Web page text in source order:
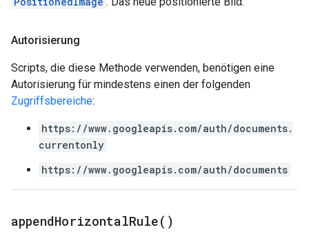
Autorisierung
Scripts, die diese Methode verwenden, benötigen eine
Autorisierung für mindestens einen der folgenden
Zugriffsbereiche:
https://www.googleapis.com/auth/documents.
currentonly
https://www.googleapis.com/auth/documents
appendHorizontalRule( )